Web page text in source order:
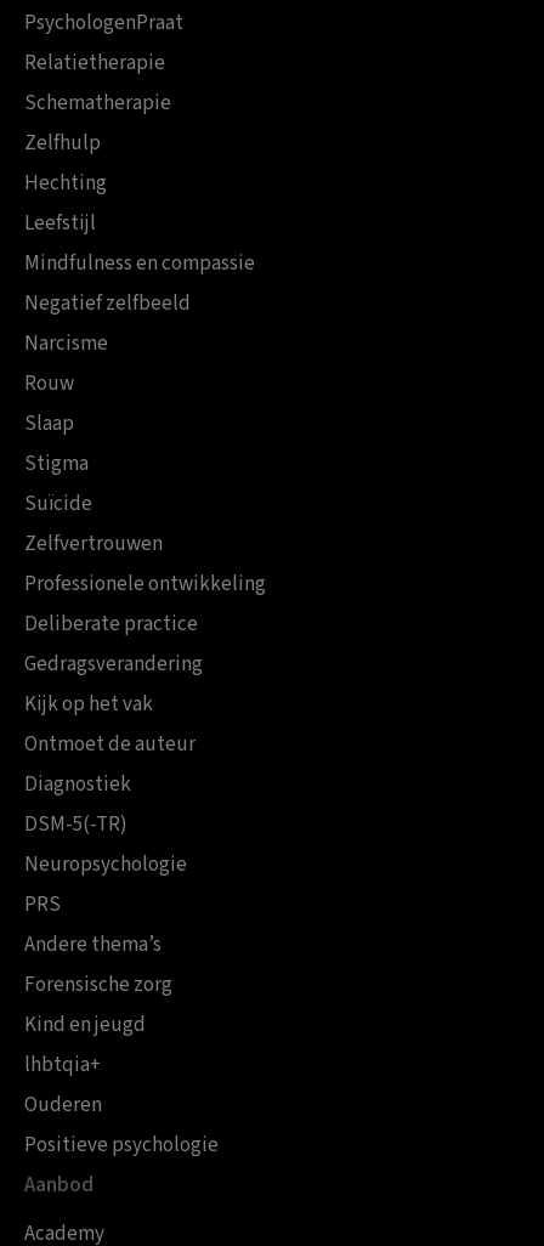
PsychologenPraat
Relatietherapie
Schematherapie
Zelfhulp
Hechting
Leefstijl
Mindfulness en compassie
Negatief zelfbeeld
Narcisme
Rouw
Slaap
Stigma
Suïcide
Zelfvertrouwen
Professionele ontwikkeling
Deliberate practice
Gedragsverandering
Kijk op het vak
Ontmoet de auteur
Diagnostiek
DSM-5(-TR)
Neuropsychologie
PRS
Andere thema’s
Forensische zorg
Kind en jeugd
lhbtqia+
Ouderen
Positieve psychologie
Aanbod
Academy